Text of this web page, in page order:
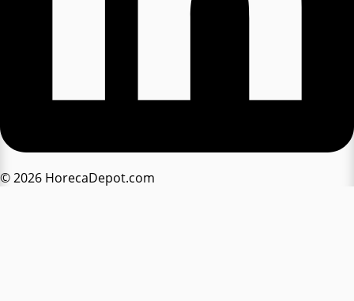
© 2026 HorecaDepot.com